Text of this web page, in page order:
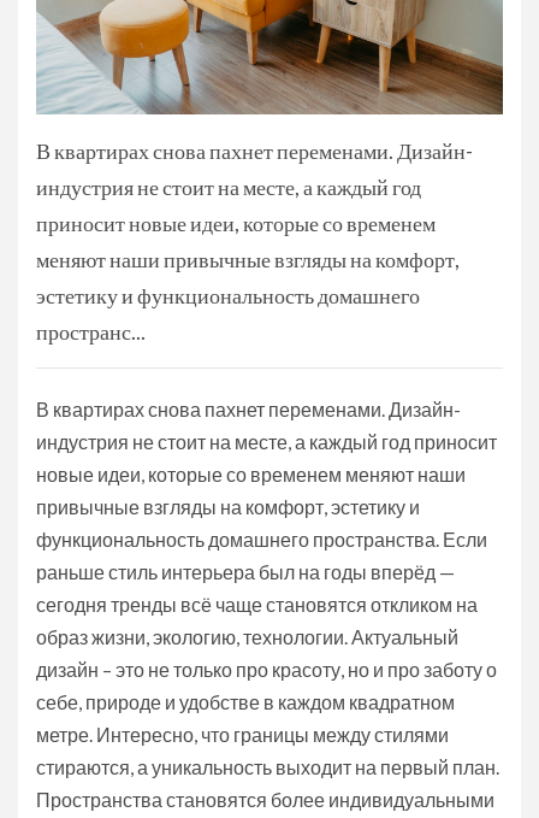
В квартирах снова пахнет переменами. Дизайн-
индустрия не стоит на месте, а каждый год
приносит новые идеи, которые со временем
меняют наши привычные взгляды на комфорт,
эстетику и функциональность домашнего
пространс...
В квартирах снова пахнет переменами. Дизайн-
индустрия не стоит на месте, а каждый год приносит
новые идеи, которые со временем меняют наши
привычные взгляды на комфорт, эстетику и
функциональность домашнего пространства. Если
раньше стиль интерьера был на годы вперёд —
сегодня тренды всё чаще становятся откликом на
образ жизни, экологию, технологии. Актуальный
дизайн – это не только про красоту, но и про заботу о
себе, природе и удобстве в каждом квадратном
метре. Интересно, что границы между стилями
стираются, а уникальность выходит на первый план.
Пространства становятся более индивидуальными